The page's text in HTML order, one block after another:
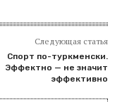
Следующая статья
Спорт по-туркменски.
Эффектно — не значит
эффективно